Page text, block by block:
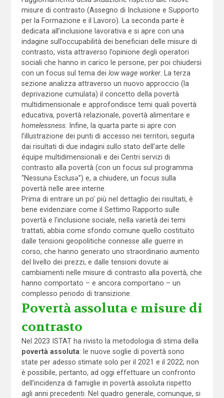
misure di contrasto (Assegno di Inclusione e Supporto
per la Formazione e il Lavoro). La seconda parte è
dedicata all’inclusione lavorativa e si apre con una
indagine sull’occupabilità dei beneficiari delle misure di
contrasto, vista attraverso l’opinione degli operatori
sociali che hanno in carico le persone, per poi chiudersi
con un focus sul tema dei low wage worker. La terza
sezione analizza attraverso un nuovo approccio (la
deprivazione cumulata) il concetto della povertà
multidimensionale e approfondisce temi quali povertà
educativa, povertà relazionale, povertà alimentare e
homelessness. Infine, la quarta parte si apre con
l’illustrazione dei punti di accesso nei territori, seguita
dai risultati di due indagini sullo stato dell’arte delle
équipe multidimensionali e dei Centri servizi di
contrasto alla povertà (con un focus sul programma
“Nessunə Esclusə”) e, a chiudere, un focus sulla
povertà nelle aree interne.
Prima di entrare un po’ più nel dettaglio dei risultati, è
bene evidenziare come il Settimo Rapporto sulle
povertà e l’inclusione sociale, nella varietà dei temi
trattati, abbia come sfondo comune quello costituito
dalle tensioni geopolitiche connesse alle guerre in
corso, che hanno generato uno straordinario aumento
del livello dei prezzi, e dalle tensioni dovute ai
cambiamenti nelle misure di contrasto alla povertà, che
hanno comportato – e ancora comportano – un
complesso periodo di transizione.
Povertà assoluta e misure di
contrasto
Nel 2023 ISTAT ha rivisto la metodologia di stima della
povertà assoluta: le nuove soglie di povertà sono
state per adesso stimate solo per il 2021 e il 2022; non
è possibile, pertanto, ad oggi effettuare un confronto
dell’incidenza di famiglie in povertà assoluta rispetto
agli anni precedenti. Nel quadro generale, comunque, si